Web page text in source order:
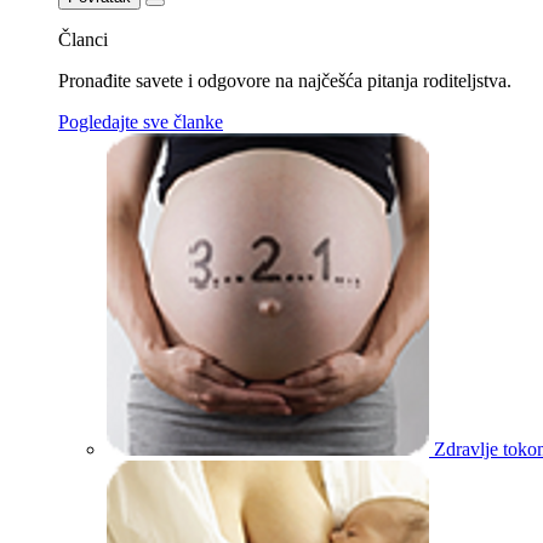
Članci
Pronađite savete i odgovore na najčešća pitanja roditeljstva.
Pogledajte sve članke
Zdravlje